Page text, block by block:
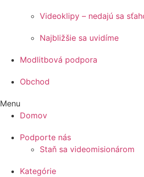
Videoklipy – nedajú sa
Najbližšie sa uvidíme
Modlitbová podpora
Obchod
Menu
Domov
Podporte nás
Staň sa videomisionárom
Kategórie